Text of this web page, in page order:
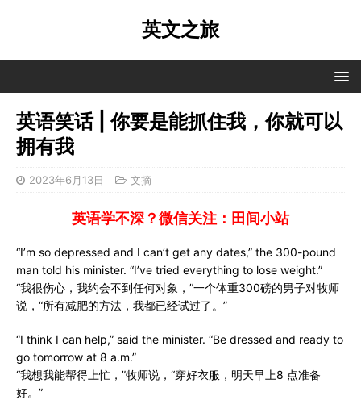
英文之旅
英语笑话 | 你要是能抓住我，你就可以
拥有我
2023年6月13日 文摘
英语学不深？微信关注：田间小站
“I’m so depressed and I can’t get any dates,” the 300-pound
man told his minister. “I’ve tried everything to lose weight.”
“我很伤心，我约会不到任何对象，”一个体重300磅的男子对牧师
说，“所有减肥的方法，我都已经试过了。”
“I think I can help,” said the minister. “Be dressed and ready to
go tomorrow at 8 a.m.”
“我想我能帮得上忙，”牧师说，“穿好衣服，明天早上8 点准备
好。”